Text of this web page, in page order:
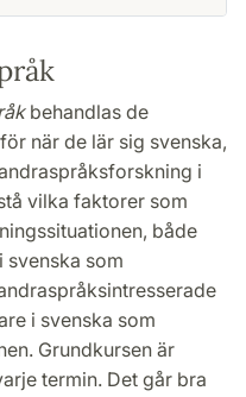
behandlas de
när de lär sig svenska,
i
vilka faktorer som
både
svenska som
i svenska som
Grundkursen är
termin. Det går bra